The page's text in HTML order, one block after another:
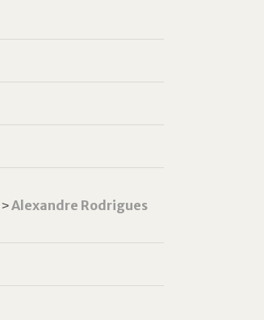
˃Alexandre Rodrigues